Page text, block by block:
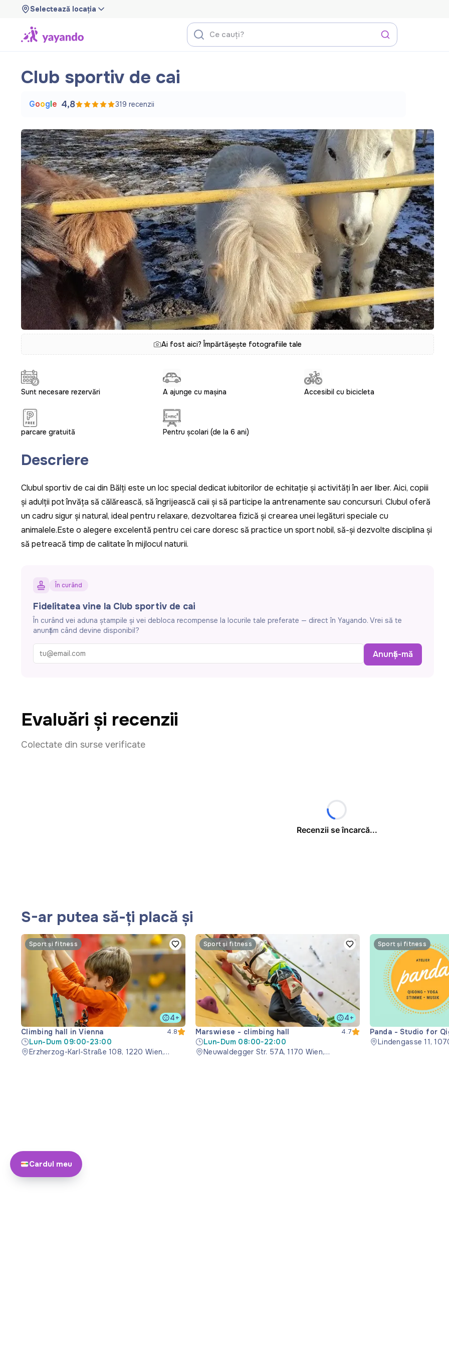
Selectează locația
Club sportiv de cai
Google 4,8 319 recenzii
Ai fost aici? Împărtășește fotografiile tale
Sunt necesare rezervări A ajunge cu mașina Accesibil cu bicicleta
parcare gratuită Pentru școlari (de la 6 ani)
Descriere
Clubul sportiv de cai din Bălți este un loc special dedicat iubitorilor de echitație și activități în aer liber. Aici, copiii
și adulții pot învăța să călărească, să îngrijească caii și să participe la antrenamente sau concursuri. Clubul oferă
un cadru sigur și natural, ideal pentru relaxare, dezvoltarea fizică și crearea unei legături speciale cu
animalele.Este o alegere excelentă pentru cei care doresc să practice un sport nobil, să-și dezvolte disciplina și
să petreacă timp de calitate în mijlocul naturii.
În curând
Fidelitatea vine la Club sportiv de cai
În curând vei aduna ștampile și vei debloca recompense la locurile tale preferate — direct în Yayando. Vrei să te
anunțăm când devine disponibil?
Anunță-mă
Evaluări și recenzii
Colectate din surse verificate
Recenzii se încarcă...
S-ar putea să-ți placă și
Sport și fitness
4+
Climbing hall in Vienna
4.8
Lun-Dum 09:00-23:00
Erzherzog-Karl-Straße 108, 1220 Wien,
Sport și fitness
4+
Marswiese - climbing hall
4.7
Lun-Dum 08:00-22:00
Neuwaldegger Str. 57A, 1170 Wien,
Sport și fitness
Panda - Studio for
Music
Lindengasse 11,
Cardul meu